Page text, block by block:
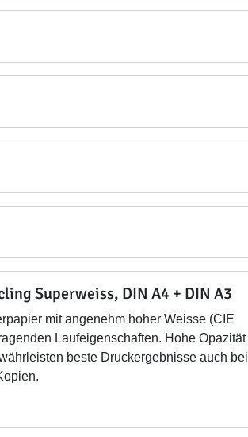
Superweiss, DIN A4 + DIN A3
mit angenehm hoher Weisse (CIE
Laufeigenschaften. Hohe Opazität
beste Druckergebnisse auch bei